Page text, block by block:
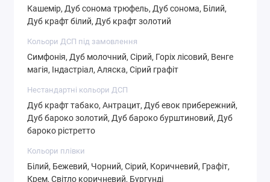
СТ-4,3 СТ-4,4 СТ-4,5
Кашемір, Дуб сонома трюфель, Дуб сонома, Білий,
Дуб крафт білий, Дуб крафт золотий
Кольори ДСП під замовлення
Симфонія, Дуб молочний, Сірий, Горіх лісовий, Венге
магія, Індастріал, Аляска, Сірий графіт
Нестандартні кольори ДСП
Дуб крафт табако, Антрацит, Дуб евок прибережний,
Дуб бароко золотий, Дуб бароко бурштиновий, Дуб
бароко рістретто
Кольори плівки
Білий, Бежевий, Чорний, Сірий, Коричневий, Графіт,
Крем, Світло коричневий, Бургунді